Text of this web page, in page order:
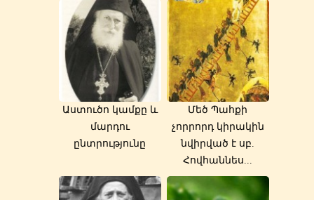
Աստուծո կամքը և
մարդու
ընտրությունը
Մեծ Պահքի
չորրորդ կիրակին
նվիրված է սբ.
Հովհաննես...